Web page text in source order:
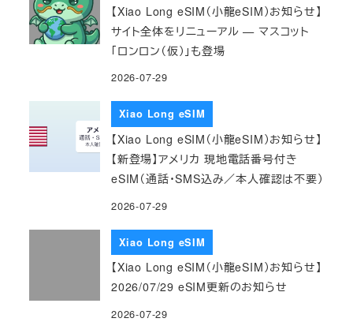
【Xiao Long eSIM（小龍eSIM）お知らせ】
サイト全体をリニューアル — マスコット
「ロンロン（仮）」も登場
2026-07-29
Xiao Long eSIM
【Xiao Long eSIM（小龍eSIM）お知らせ】
【新登場】アメリカ 現地電話番号付き
eSIM（通話・SMS込み／本人確認は不要）
2026-07-29
Xiao Long eSIM
【Xiao Long eSIM（小龍eSIM）お知らせ】
2026/07/29 eSIM更新のお知らせ
2026-07-29